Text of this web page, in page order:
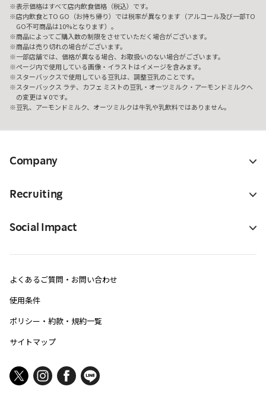
表示価格はすべて店内飲食価格（税込）です。
店内飲食とTO GO（お持ち帰り）では税率が異なります（アルコール及び一部TO
GO不可商品は10%となります）。
商品によってご購入数の制限をさせていただく場合がございます。
商品は売り切れの場合がございます。
一部店舗では、価格が異なる場合、お取扱いのない場合がございます。
ページ内で使用している画像・イラストはイメージを含みます。
スターバックスで使用している豆乳は、調整豆乳のことです。
スターバックス ラテ、カフェ ミストの豆乳・オーツミルク・アーモンドミルクへ
の変更は￥0です。
豆乳、アーモンドミルク、オーツミルクは牛乳や乳飲料ではありません。
Company
Recruiting
Social Impact
よくあるご質問・お問い合わせ
使用条件
ポリシー・約款・規約一覧
サイトマップ